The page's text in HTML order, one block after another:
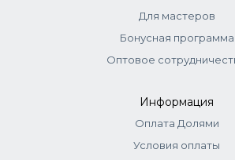
для получения ярких цветов: краситель
Выдержка до 35 мин.
Для мастеров
Бонусная программа
Оптовое
Информация
Оплата Долями
Условия оплаты